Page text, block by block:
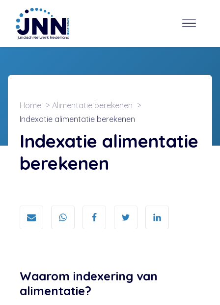
Home
Alimentatie berekenen
Indexatie alimentatie berekenen
Indexatie alimentatie
berekenen
Waarom indexering van
alimentatie?